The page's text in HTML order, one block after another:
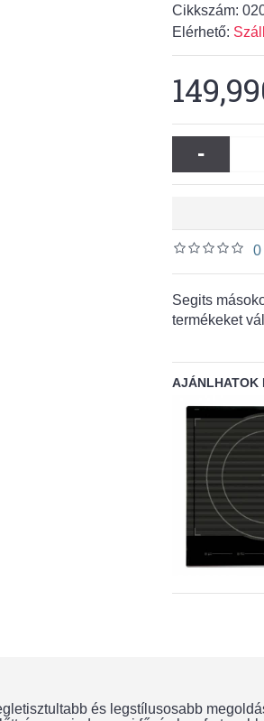
Cikkszám:
Elérhető:
-
0
Segits
termékeket
AJÁNLHATOK
és legstílusosabb